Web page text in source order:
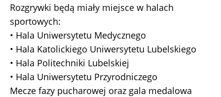
Rozgrywki będą miały miejsce w halach
sportowych:
• Hala Uniwersytetu Medycznego
• Hala Katolickiego Uniwersytetu Lubelskiego
• Hala Politechniki Lubelskiej
• Hala Uniwersytetu Przyrodniczego
Mecze fazy pucharowej oraz gala medalowa